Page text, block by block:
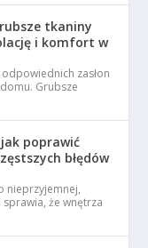
tkaniny
i komfort w
zasłon
Grubsze
poprawić
błędów
nieprzyjemnej,
że wnętrza